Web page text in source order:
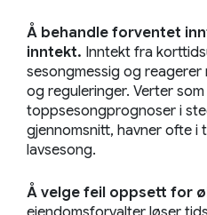
Å behandle forventet
inntekt. Inntekt fra
sesongmessig og
og reguleringer. Verter
toppsesongprognoser i
gjennomsnitt, havner ofte i
lavsesong.
Å velge feil oppsett for